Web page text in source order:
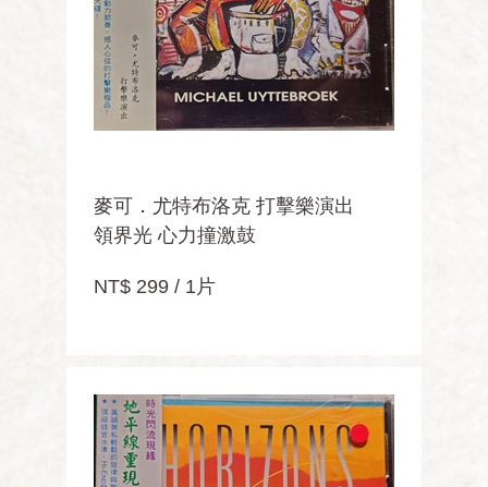
麥可．尤特布洛克 打擊樂演出
領界光 心力撞激鼓
NT$ 299 / 1片